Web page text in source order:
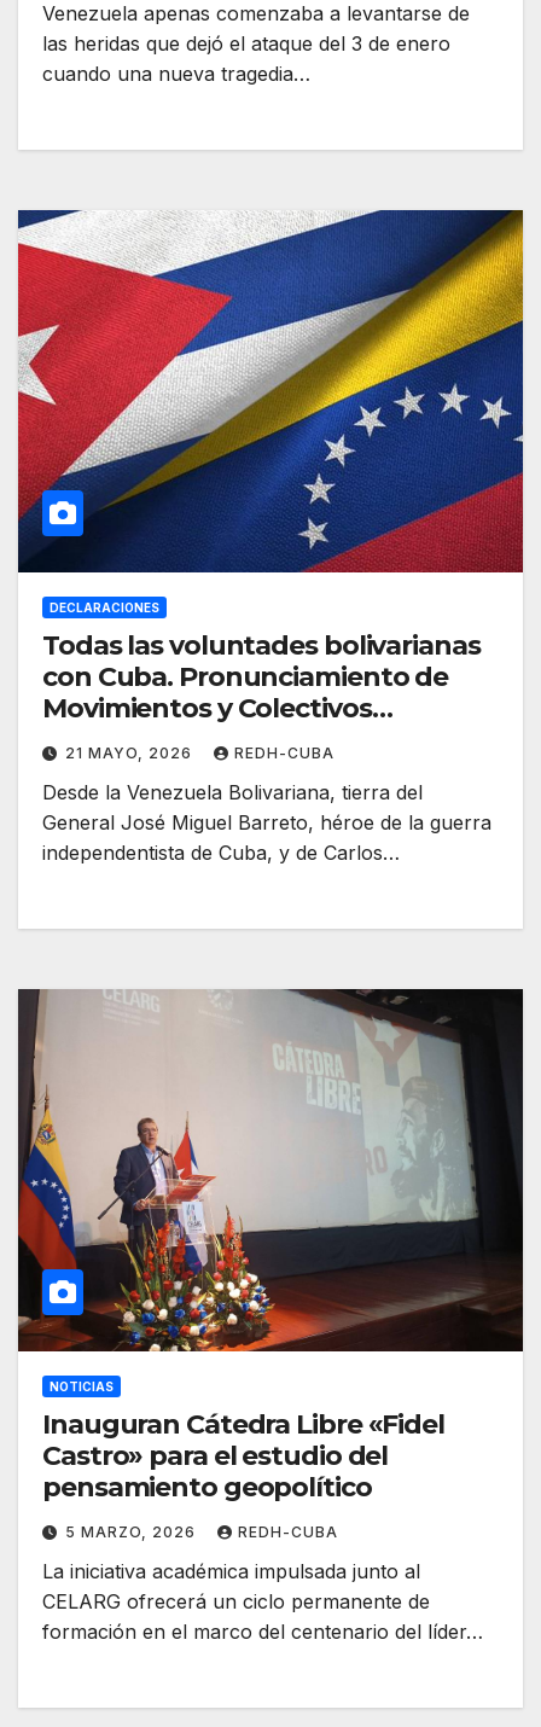
Venezuela apenas comenzaba a levantarse de
las heridas que dejó el ataque del 3 de enero
cuando una nueva tragedia…
DECLARACIONES
Todas las voluntades bolivarianas
con Cuba. Pronunciamiento de
Movimientos y Colectivos
Militantes de la Solidaridad en
Venezuela
21 MAYO, 2026 REDH-CUBA
Desde la Venezuela Bolivariana, tierra del
General José Miguel Barreto, héroe de la guerra
independentista de Cuba, y de Carlos…
NOTICIAS
Inauguran Cátedra Libre «Fidel
Castro» para el estudio del
pensamiento geopolítico
5 MARZO, 2026 REDH-CUBA
La iniciativa académica impulsada junto al
CELARG ofrecerá un ciclo permanente de
formación en el marco del centenario del líder…